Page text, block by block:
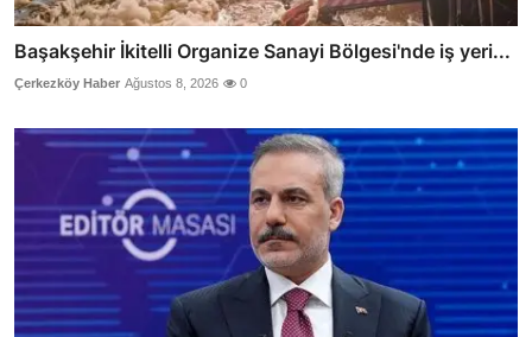
Başakşehir İkitelli Organize Sanayi Bölgesi'nde iş yeri...
Çerkezköy Haber Ağustos 8, 2026 0